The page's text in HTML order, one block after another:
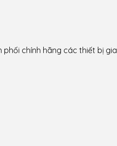
phối chính hãng các thiết bị gia